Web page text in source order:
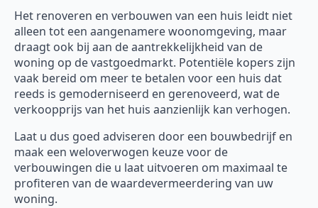
Het renoveren en verbouwen van een huis leidt niet
alleen tot een aangenamere woonomgeving, maar
draagt ook bij aan de aantrekkelijkheid van de
woning op de vastgoedmarkt. Potentiële kopers zijn
vaak bereid om meer te betalen voor een huis dat
reeds is gemoderniseerd en gerenoveerd, wat de
verkoopprijs van het huis aanzienlijk kan verhogen.
Laat u dus goed adviseren door een bouwbedrijf en
maak een weloverwogen keuze voor de
verbouwingen die u laat uitvoeren om maximaal te
profiteren van de waardevermeerdering van uw
woning.